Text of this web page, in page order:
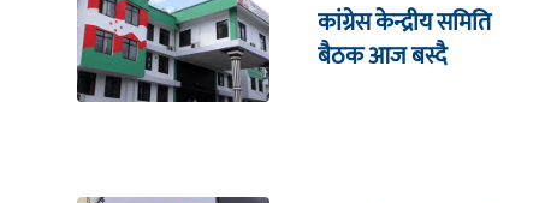
कांग्रेस केन्द्रीय समिति
बैठक आज बस्दै